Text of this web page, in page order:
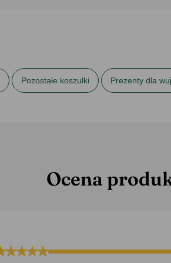
Pozostałe koszulki Prezenty dla
Ocena